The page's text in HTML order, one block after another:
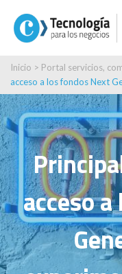
Inicio > Portal servicios,
acceso a los fondos Next
acceso